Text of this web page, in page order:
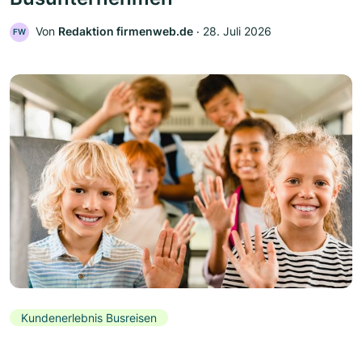
FW Von Redaktion firmenweb.de ‧ 28. Juli 2026
Kundenerlebnis Busreisen